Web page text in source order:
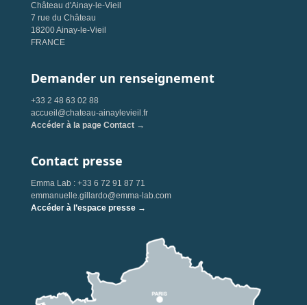
Château d'Ainay-le-Vieil
7 rue du Château
18200 Ainay-le-Vieil
FRANCE
Demander un renseignement
+33 2 48 63 02 88
accueil@chateau-ainaylevieil.fr
Accéder à la page Contact →
Contact presse
Emma Lab : +33 6 72 91 87 71
emmanuelle.gillardo@emma-lab.com
Accéder à l’espace presse →